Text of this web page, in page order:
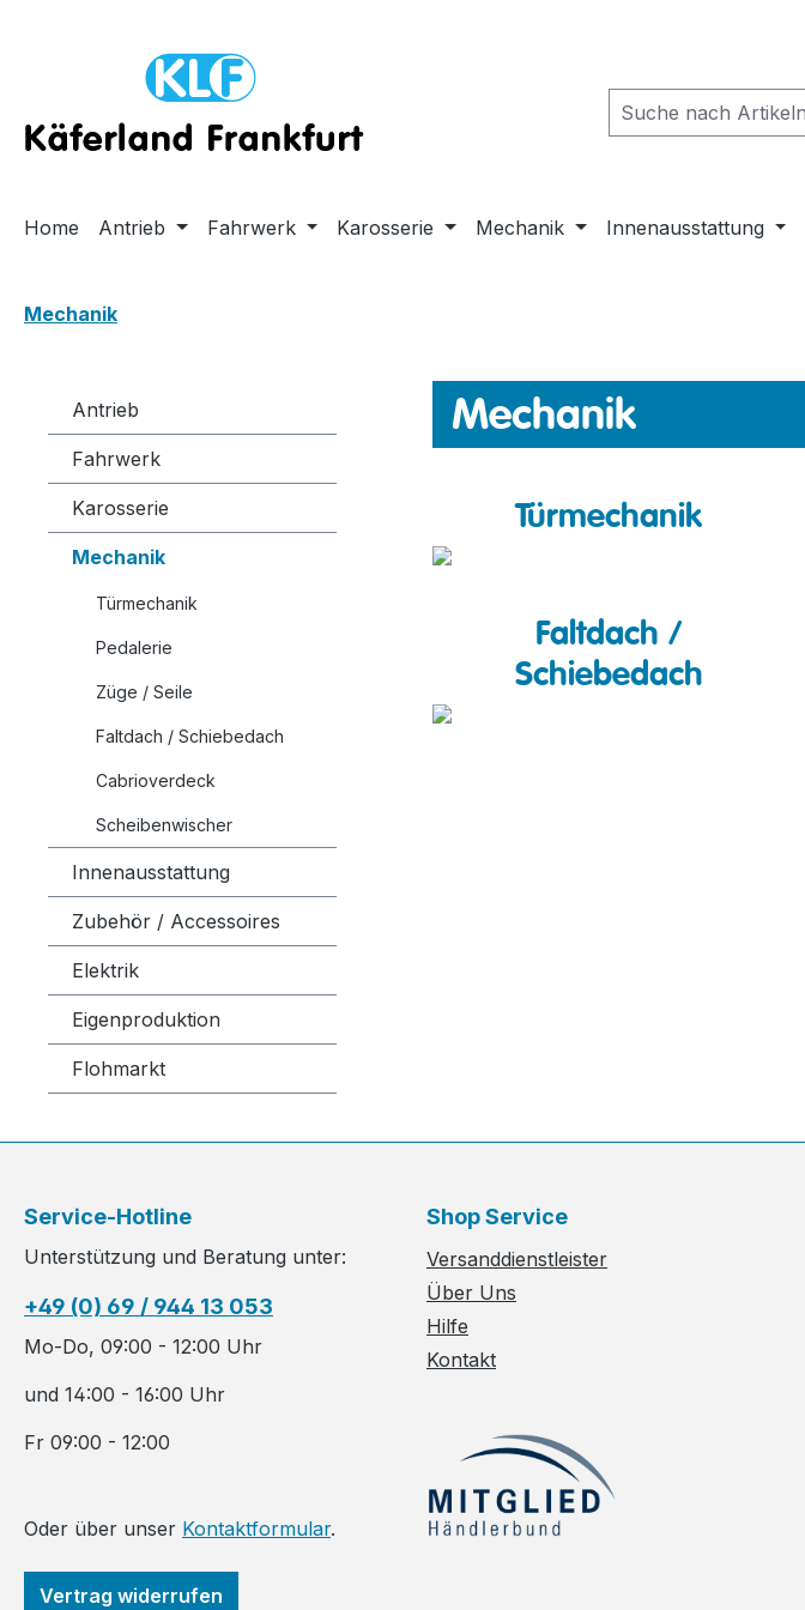
Home Antrieb Fahrwerk Karosserie Mechanik Innenausstattung
Mechanik
Antrieb
Fahrwerk
Karosserie
Mechanik
Türmechanik
Pedalerie
Züge / Seile
Faltdach / Schiebedach
Cabrioverdeck
Scheibenwischer
Innenausstattung
Zubehör / Accessoires
Elektrik
Eigenproduktion
Flohmarkt
Mechanik
Türmechanik
Faltdach /
Schiebedach
Service-Hotline
Unterstützung und Beratung unter:
+49 (0) 69 / 944 13 053
Mo-Do, 09:00 - 12:00 Uhr
und 14:00 - 16:00 Uhr
Fr 09:00 - 12:00
Oder über unser Kontaktformular.
Vertrag widerrufen
Shop Service
Versanddienstleister
Über Uns
Hilfe
Kontakt